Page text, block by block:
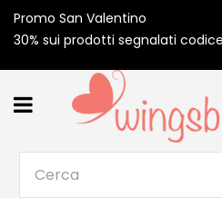
Promo San Valentino
30% sui prodotti segnalati codice